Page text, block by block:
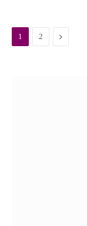
1 2
N